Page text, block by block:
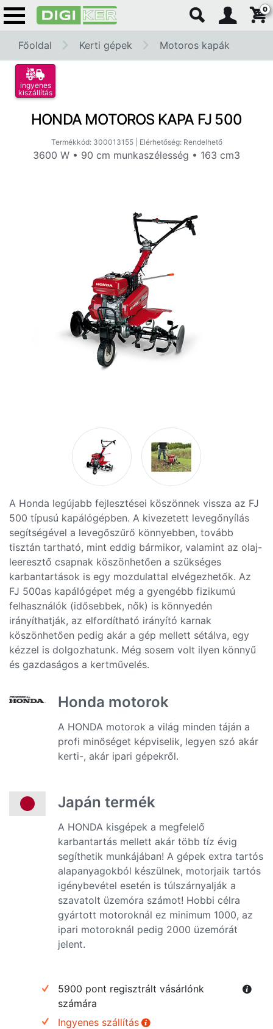
0
Főoldal Kerti gépek Motoros kapák
ingyenes
kiszállítás
HONDA MOTOROS KAPA FJ 500
Termékkód: 300013155 | Elérhetőség: Rendelhető
3600 W • 90 cm munkaszélesség • 163 cm3
A Honda legújabb fejlesztései köszönnek vissza az FJ
500 típusú kapálógépben. A kivezetett levegőnyílás
segítségével a levegőszűrő könnyebben, tovább
tisztán tartható, mint eddig bármikor, valamint az olaj-
leeresztő csapnak köszönhetően a szükséges
karbantartások is egy mozdulattal elvégezhetők. Az
FJ 500as kapálógépet még a gyengébb fizikumú
felhasználók (idősebbek, nők) is könnyedén
irányíthatják, az elfordítható irányító karnak
köszönhetően pedig akár a gép mellett sétálva, egy
kézzel is dolgozhatunk. Még sosem volt ilyen könnyű
és gazdaságos a kertművelés.
Honda motorok
A HONDA motorok a világ minden táján a
profi minőséget képviselik, legyen szó akár
kerti-, akár ipari gépekről.
Japán termék
A HONDA kisgépek a megfelelő
karbantartás mellett akár több tíz évig
segíthetik munkájában! A gépek extra tartós
alapanyagokból készülnek, motorjaik tartós
igénybevétel esetén is túlszárnyalják a
szavatolt üzemóra számot! Hobbi célra
gyártott motoroknál ez minimum 1000, az
ipari motoroknál pedig 2000 üzemórát
jelent.
5900 pont regisztrált vásárlónk
számára
Ingyenes szállítás